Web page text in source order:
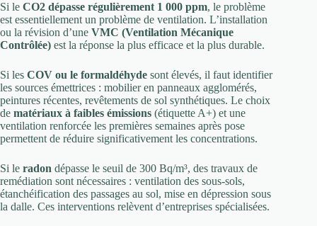
Si le CO2 dépasse régulièrement 1 000 ppm, le problème
est essentiellement un problème de ventilation. L’installation
ou la révision d’une VMC (Ventilation Mécanique
Contrôlée) est la réponse la plus efficace et la plus durable.
Si les COV ou le formaldéhyde sont élevés, il faut identifier
les sources émettrices : mobilier en panneaux agglomérés,
peintures récentes, revêtements de sol synthétiques. Le choix
de matériaux à faibles émissions (étiquette A+) et une
ventilation renforcée les premières semaines après pose
permettent de réduire significativement les concentrations.
Si le radon dépasse le seuil de 300 Bq/m³, des travaux de
remédiation sont nécessaires : ventilation des sous-sols,
étanchéification des passages au sol, mise en dépression sous
la dalle. Ces interventions relèvent d’entreprises spécialisées.